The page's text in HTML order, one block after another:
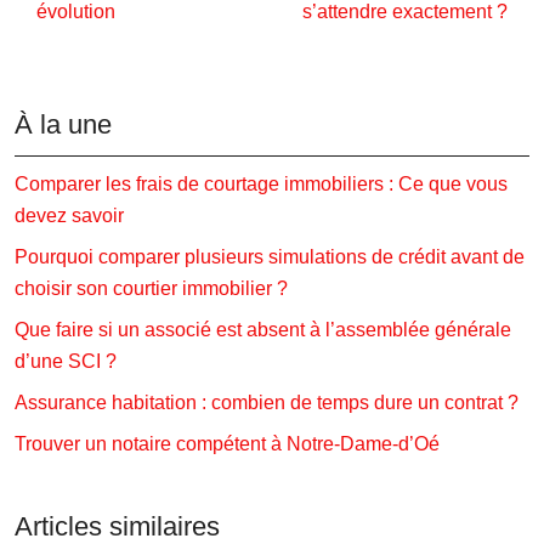
évolution
s’attendre exactement ?
À la une
Comparer les frais de courtage immobiliers : Ce que vous
devez savoir
Pourquoi comparer plusieurs simulations de crédit avant de
choisir son courtier immobilier ?
Que faire si un associé est absent à l’assemblée générale
d’une SCI ?
Assurance habitation : combien de temps dure un contrat ?
Trouver un notaire compétent à Notre-Dame-d’Oé
Articles similaires